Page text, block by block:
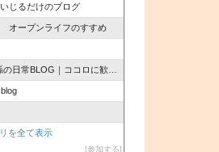
じるだけのブログ
オープンライフのすすめ
常BLOG｜ココロに歓びを♪
を全て表示
参加する